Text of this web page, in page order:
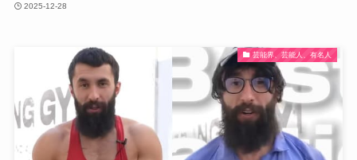
2025-12-28
芸能界、芸能人、有名人